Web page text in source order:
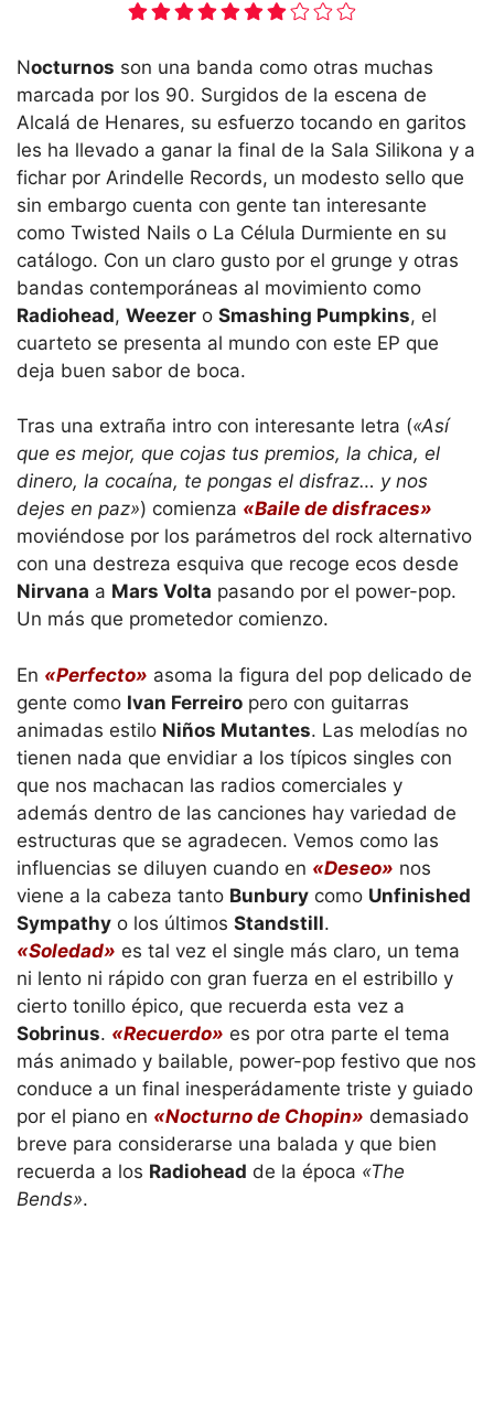
Nocturnos son una banda como otras muchas
marcada por los 90. Surgidos de la escena de
Alcalá de Henares, su esfuerzo tocando en garitos
les ha llevado a ganar la final de la Sala Silikona y a
fichar por Arindelle Records, un modesto sello que
sin embargo cuenta con gente tan interesante
como Twisted Nails o La Célula Durmiente en su
catálogo. Con un claro gusto por el grunge y otras
bandas contemporáneas al movimiento como
Radiohead, Weezer o Smashing Pumpkins, el
cuarteto se presenta al mundo con este EP que
deja buen sabor de boca.
Tras una extraña intro con interesante letra («Así
que es mejor, que cojas tus premios, la chica, el
dinero, la cocaína, te pongas el disfraz… y nos
dejes en paz») comienza «Baile de disfraces»
moviéndose por los parámetros del rock alternativo
con una destreza esquiva que recoge ecos desde
Nirvana a Mars Volta pasando por el power-pop.
Un más que prometedor comienzo.
En «Perfecto» asoma la figura del pop delicado de
gente como Ivan Ferreiro pero con guitarras
animadas estilo Niños Mutantes. Las melodías no
tienen nada que envidiar a los típicos singles con
que nos machacan las radios comerciales y
además dentro de las canciones hay variedad de
estructuras que se agradecen. Vemos como las
influencias se diluyen cuando en «Deseo» nos
viene a la cabeza tanto Bunbury como Unfinished
Sympathy o los últimos Standstill.
«Soledad» es tal vez el single más claro, un tema
ni lento ni rápido con gran fuerza en el estribillo y
cierto tonillo épico, que recuerda esta vez a
Sobrinus. «Recuerdo» es por otra parte el tema
más animado y bailable, power-pop festivo que nos
conduce a un final inesperádamente triste y guiado
por el piano en «Nocturno de Chopin» demasiado
breve para considerarse una balada y que bien
recuerda a los Radiohead de la época «The
Bends».